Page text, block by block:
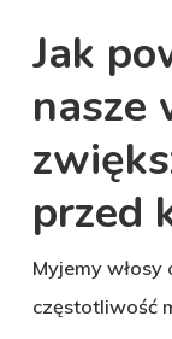
Jak
nasze
przed
Myjemy
częstotliwość